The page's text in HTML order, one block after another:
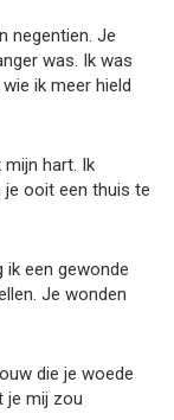
negentien. Je
was. Ik was
ik meer hield
mijn hart. Ik
je ooit een thuis te
ik een gewonde
Je wonden
die je woede
je mij zou